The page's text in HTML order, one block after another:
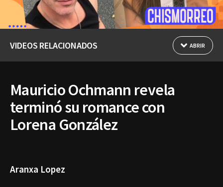
VIDEOS RELACIONADOS ABRIR
Mauricio Ochmann revela
terminó su romance con
Lorena González
Aranxa Lopez